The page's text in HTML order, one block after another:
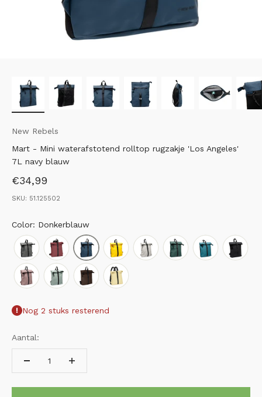
New Rebels
Mart - Mini waterafstotend rolltop rugzakje 'Los Angeles'
7L navy blauw
Aanbiedingsprijs
€34,99
SKU: 51.125502
Color: Donkerblauw
Nog 2 stuks resterend
Aantal: